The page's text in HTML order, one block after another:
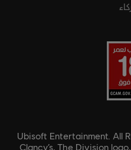
© 2020 Ubisoft Entertainment.
Clancy’s, The Division